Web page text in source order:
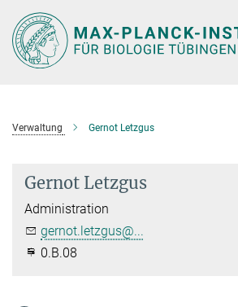
Hauptinhalt
Verwaltung Gernot Letzgus
Gernot Letzgus
Administration
gernot.letzgus@...
0.B.08